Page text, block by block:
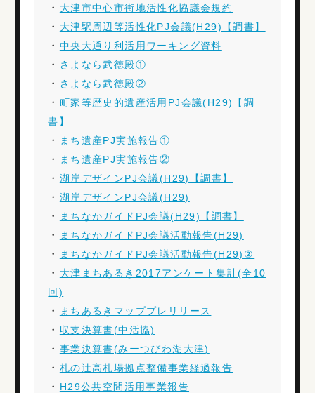
・ 大津市中心市街地活性化協議会規約
・ 大津駅周辺等活性化PJ会議(H29)【調書】
・ 中央大通り利活用ワーキング資料
・ さよなら武徳殿①
・ さよなら武徳殿②
・ 町家等歴史的遺産活用PJ会議(H29)【調
書】
・ まち遺産PJ実施報告①
・ まち遺産PJ実施報告②
・ 湖岸デザインPJ会議(H29)【調書】
・ 湖岸デザインPJ会議(H29)
・ まちなかガイドPJ会議(H29)【調書】
・ まちなかガイドPJ会議活動報告(H29)
・ まちなかガイドPJ会議活動報告(H29)②
・ 大津まちあるき2017アンケート集計(全10
回)
・ まちあるきマッププレリリース
・ 収支決算書(中活協)
・ 事業決算書(みーつびわ湖大津)
・ 札の辻高札場拠点整備事業経過報告
・ H29公共空間活用事業報告